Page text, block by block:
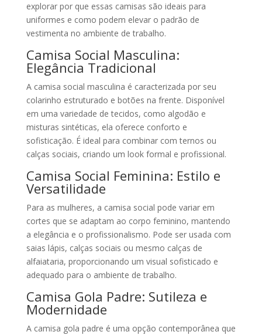
explorar por que essas camisas são ideais para
uniformes e como podem elevar o padrão de
vestimenta no ambiente de trabalho.
Camisa Social Masculina:
Elegância Tradicional
A camisa social masculina é caracterizada por seu
colarinho estruturado e botões na frente. Disponível
em uma variedade de tecidos, como algodão e
misturas sintéticas, ela oferece conforto e
sofisticação. É ideal para combinar com ternos ou
calças sociais, criando um look formal e profissional.
Camisa Social Feminina: Estilo e
Versatilidade
Para as mulheres, a camisa social pode variar em
cortes que se adaptam ao corpo feminino, mantendo
a elegância e o profissionalismo. Pode ser usada com
saias lápis, calças sociais ou mesmo calças de
alfaiataria, proporcionando um visual sofisticado e
adequado para o ambiente de trabalho.
Camisa Gola Padre: Sutileza e
Modernidade
A camisa gola padre é uma opção contemporânea que